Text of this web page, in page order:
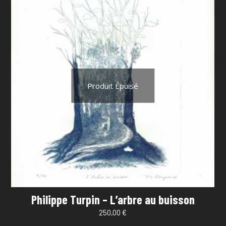
Produit Épuisé
Philippe Turpin – L’arbre au buisson
250,00 €